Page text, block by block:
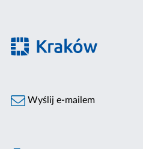
Wyślij e-mailem